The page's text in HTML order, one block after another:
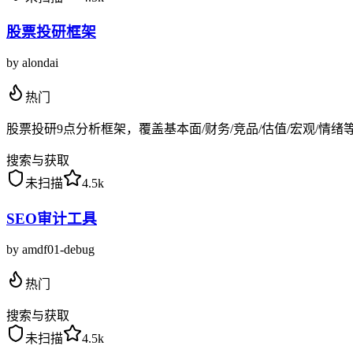
股票投研框架
by alondai
热门
股票投研9点分析框架，覆盖基本面/财务/竞品/估值/宏观/情绪
搜索与获取
未扫描
4.5k
SEO审计工具
by amdf01-debug
热门
搜索与获取
未扫描
4.5k